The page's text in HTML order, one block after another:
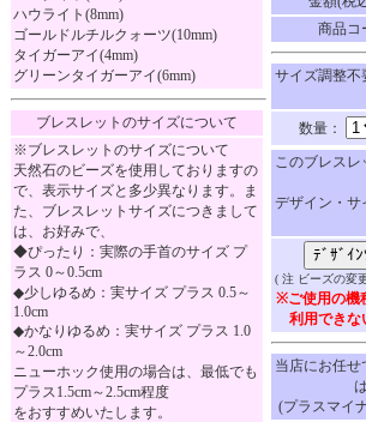
ハウライト(8mm)
ゴールドルチルクォーツ(10mm)
タイガーアイ(4mm)
グリーンタイガーアイ(6mm)
ブレスレットのサイズについて
※ブレスレットのサイズについて
天然石のビーズを使用しておりますの
で、表示サイズと多少異なります。ま
た、ブレスレットサイズにつきまして
は、お好みで、
◆ぴったり：実際の手首のサイズ プ
ラス 0～0.5cm
◆少しゆるめ：実サイズ プラス 0.5～
1.0cm
◆かなりゆるめ：実サイズ プラス 1.0
～2.0cm
ニューホック使用の場合は、最低でも
プラス1.5cm～2.5cm程度
をおすすめいたします。
商品コ
サイズ調整不
数量：
このブレス
デザイン・サ
( 注 ビーズの変
※ご使用の機
利用できな
当店にお任
(プラスマイ